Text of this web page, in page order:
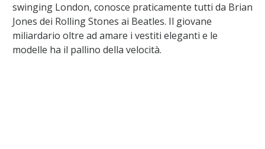
swinging London, conosce praticamente tutti da Brian
Jones dei Rolling Stones ai Beatles. Il giovane
miliardario oltre ad amare i vestiti eleganti e le
modelle ha il pallino della velocità.